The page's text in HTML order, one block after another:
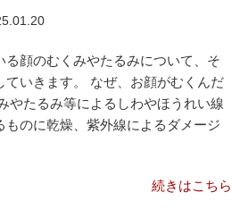
顔のむくみやたるみについて、そ
いきます。 なぜ、お顔がむくんだ
やたるみ等によるしわやほうれい線
ものに乾燥、紫外線によるダメージ
続きはこちら